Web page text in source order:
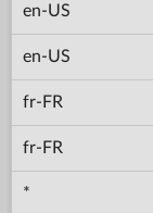
en-US
en-US
fr-FR
fr-FR
*